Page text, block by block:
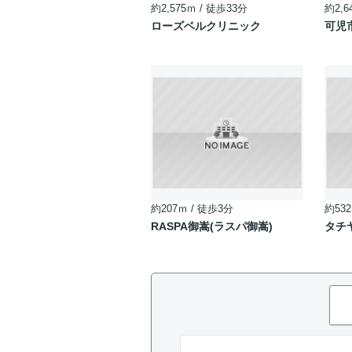
約2,575ｍ / 徒歩33分
ローズベルクリニック
約
可児
約207ｍ / 徒歩3分
RASPA御嵩(ラスパ御嵩)
約
タチ